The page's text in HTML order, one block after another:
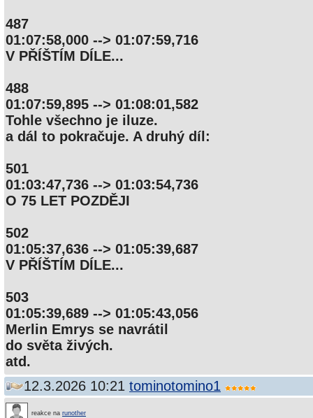
487
01:07:58,000 --> 01:07:59,716
V PŘÍŠTÍM DÍLE...
488
01:07:59,895 --> 01:08:01,582
Tohle všechno je iluze.
a dál to pokračuje. A druhý díl:
501
01:03:47,736 --> 01:03:54,736
O 75 LET POZDĚJI
502
01:05:37,636 --> 01:05:39,687
V PŘÍŠTÍM DÍLE...
503
01:05:39,689 --> 01:05:43,056
Merlin Emrys se navrátil
do světa živých.
atd.
12.3.2026 10:21 tominotomino1
reakce na runother